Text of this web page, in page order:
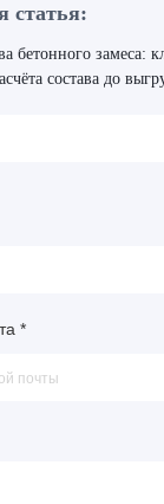
статья:
бетонного замеса:
состава до
*